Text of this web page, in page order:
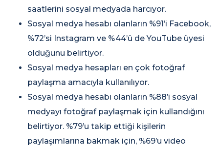
saatlerini sosyal medyada harcıyor.
Sosyal medya hesabı olanların %91’i Facebook,
%72’si Instagram ve %44’ü de YouTube üyesi
olduğunu belirtiyor.
Sosyal medya hesapları en çok fotoğraf
paylaşma amacıyla kullanılıyor.
Sosyal medya hesabı olanların %88’i sosyal
medyayı fotoğraf paylaşmak için kullandığını
belirtiyor. %79’u takip ettiği kişilerin
paylaşımlarına bakmak için, %69’u video